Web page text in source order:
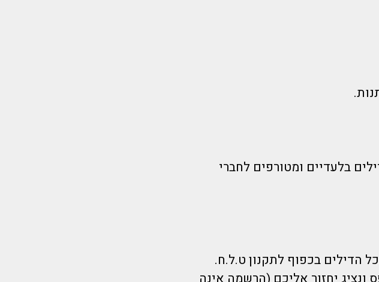
בלעדיים ומטורפים לחברי